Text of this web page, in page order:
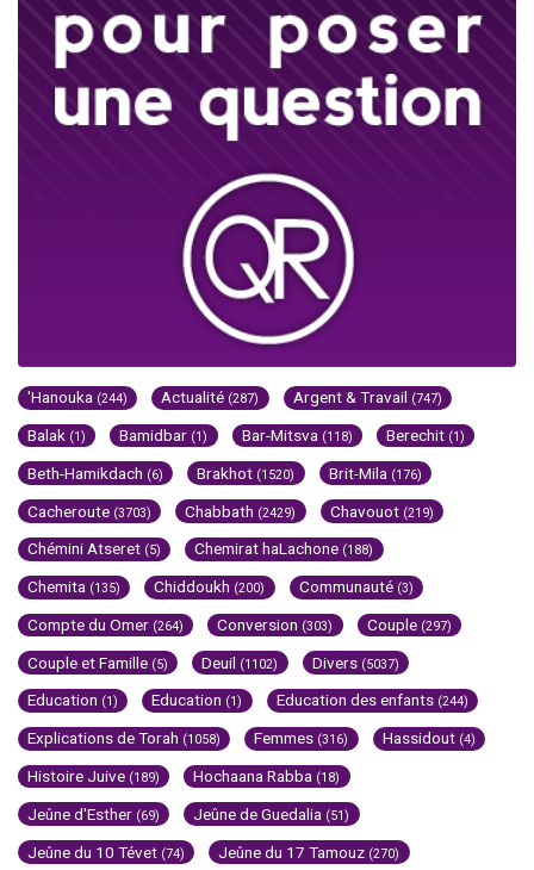
'Hanouka (244) Actualité (287) Argent & Travail (747)
Balak (1) Bamidbar (1) Bar-Mitsva (118) Berechit (1)
Beth-Hamikdach (6) Brakhot (1520) Brit-Mila (176)
Cacheroute (3703) Chabbath (2429) Chavouot (219)
Chémini Atseret (5) Chemirat haLachone (188)
Chemita (135) Chiddoukh (200) Communauté (3)
Compte du Omer (264) Conversion (303) Couple (297)
Couple et Famille (5) Deuil (1102) Divers (5037)
Education (1) Education (1) Education des enfants (244)
Explications de Torah (1058) Femmes (316) Hassidout (4)
Histoire Juive (189) Hochaana Rabba (18)
Jeûne d'Esther (69) Jeûne de Guedalia (51)
Jeûne du 10 Tévet (74) Jeûne du 17 Tamouz (270)